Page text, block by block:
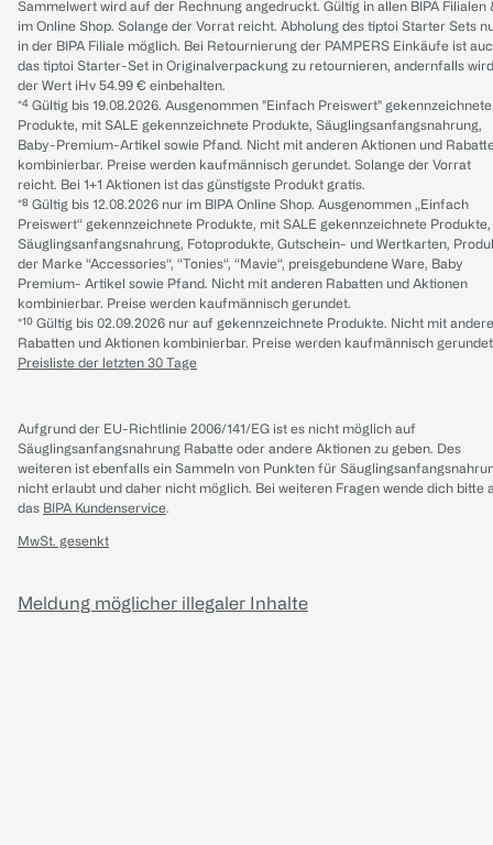
Sammelwert wird auf der Rechnung angedruckt. Gültig in allen BIPA Filialen
im Online Shop. Solange der Vorrat reicht. Abholung des tiptoi Starter Sets
in der BIPA Filiale möglich. Bei Retournierung der PAMPERS Einkäufe ist
das tiptoi Starter-Set in Originalverpackung zu retournieren, andernfalls wird
der Wert iHv 54.99 € einbehalten.
*⁴ Gültig bis 19.08.2026. Ausgenommen "Einfach Preiswert" gekennzeichnete
Produkte, mit SALE gekennzeichnete Produkte, Säuglingsanfangsnahrung,
Baby-Premium-Artikel sowie Pfand. Nicht mit anderen Aktionen und
kombinierbar. Preise werden kaufmännisch gerundet. Solange der Vorrat
reicht. Bei 1+1 Aktionen ist das günstigste Produkt gratis.
*⁸ Gültig bis 12.08.2026 nur im BIPA Online Shop. Ausgenommen „Einfach
Preiswert“ gekennzeichnete Produkte, mit SALE gekennzeichnete Produkte,
Säuglingsanfangsnahrung, Fotoprodukte, Gutschein- und Wertkarten,
der Marke “Accessories“, “Tonies“, “Mavie“, preisgebundene Ware, Baby
Premium- Artikel sowie Pfand. Nicht mit anderen Rabatten und Aktionen
kombinierbar. Preise werden kaufmännisch gerundet.
*¹⁰ Gültig bis 02.09.2026 nur auf gekennzeichnete Produkte. Nicht mit
Rabatten und Aktionen kombinierbar. Preise werden kaufmännisch
Preisliste der letzten 30 Tage
Aufgrund der EU-Richtlinie 2006/141/EG ist es nicht möglich auf
Säuglingsanfangsnahrung Rabatte oder andere Aktionen zu geben. Des
weiteren ist ebenfalls ein Sammeln von Punkten für
nicht erlaubt und daher nicht möglich. Bei weiteren Fragen wende dich bitte
das BIPA Kundenservice.
MwSt. gesenkt
Meldung möglicher illegaler Inhalte